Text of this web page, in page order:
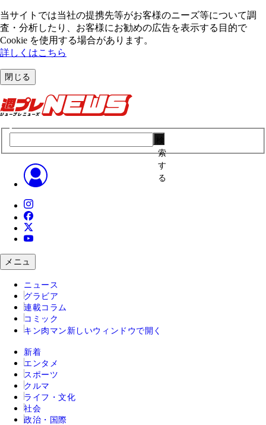
当サイトでは当社の提携先等がお客様のニーズ等について調
査・分析したり、お客様にお勧めの広告を表⽰する⽬的で
Cookie を使⽤する場合があります。
詳しくはこちら
閉じる
索
す
る
メニュ
ニュース
グラビア
連載コラム
コミック
キン肉マン 新しいウィンドウで開く
新着
エンタメ
スポーツ
クルマ
ライフ・文化
社会
政治・国際